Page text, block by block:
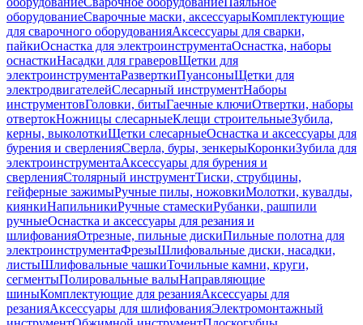
оборудованиеСварочные маски, аксессуарыКомплектующие
для сварочного оборудованияАксессуары для сварки,
пайкиОснастка для электроинструментаОснастка, наборы
оснасткиНасадки для граверовЩетки для
электроинструментаРазверткиПуансоныЩетки для
электродвигателейСлесарный инструментНаборы
инструментовГоловки, битыГаечные ключиОтвертки, наборы
отвертокНожницы слесарныеКлещи строительныеЗубила,
керны, выколоткиЩетки слесарныеОснастка и аксессуары для
бурения и сверленияСверла, буры, зенкерыКоронкиЗубила для
электроинструментаАксессуары для бурения и
сверленияСтолярный инструментТиски, струбцины,
гейферные зажимыРучные пилы, ножовкиМолотки, кувалды,
киянкиНапильникиРучные стамескиРубанки, рашпили
ручныеОснастка и аксессуары для резания и
шлифованияОтрезные, пильные дискиПильные полотна для
электроинструментаФрезыШлифовальные диски, насадки,
листыШлифовальные чашкиТочильные камни, круги,
сегментыПолировальные валыНаправляющие
шиныКомплектующие для резанияАксессуары для
резанияАксессуары для шлифованияЭлектромонтажный